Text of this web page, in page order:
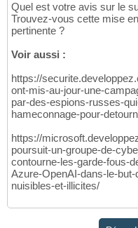
Quel est votre avis sur le
Trouvez-vous cette mise
pertinente ?
Voir aussi :
https://
ont-mis-au-jour-une-
par-des-espions-russes-
hameconnage-pour-
https://
poursuit-un-groupe-de-
contourne-les-garde-fous-
Azure-OpenAI-dans-le-
nuisibles-et-illicites/